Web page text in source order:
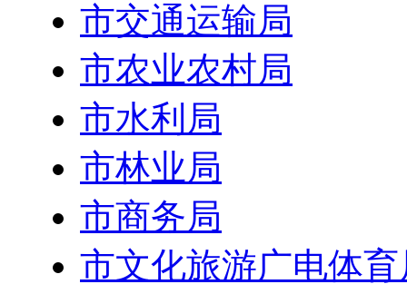
市交通运输局
市农业农村局
市水利局
市林业局
市商务局
市文化旅游广电体育